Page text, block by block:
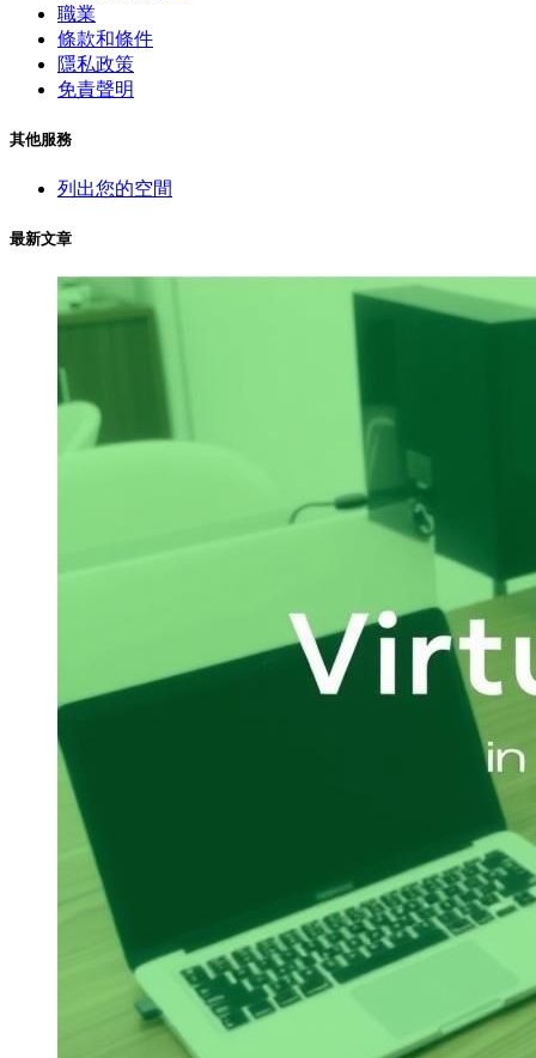
職業
條款和條件
隱私政策
免責聲明
其他服務
列出您的空間
最新文章